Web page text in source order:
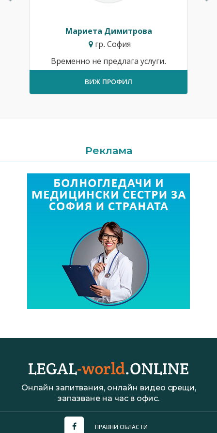
Мариета Димитрова
гр. София
Временно не предлага услуги.
ВИЖ ПРОФИЛ
Реклама
Онлайн запитвания, онлайн видео срещи,
запазване на час в офис.
ПРАВНИ ОБЛАСТИ